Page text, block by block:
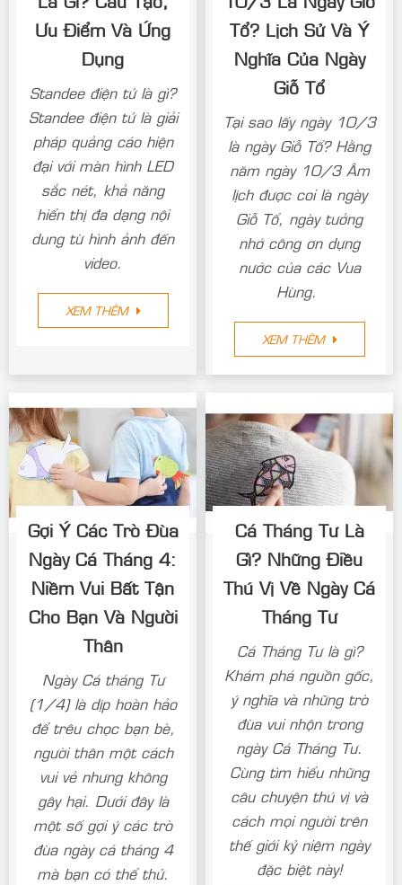
Ưu Điểm Và Ứng
Dụng
Standee điện tử là gì?
Standee điện tử là giải
pháp quảng cáo hiện
đại với màn hình LED
sắc nét, khả năng
hiển thị đa dạng nội
dung từ hình ảnh đến
video.
XEM THÊM
Tổ? Lịch Sử Và Ý
Nghĩa Của Ngày
Giỗ Tổ
Tại sao lấy ngày 10/3
là ngày Giỗ Tổ? Hằng
năm ngày 10/3 Âm
lịch được coi là ngày
Giỗ Tổ, ngày tưởng
nhớ công ơn dựng
nước của các Vua
Hùng.
XEM THÊM
Gợi Ý Các Trò Đùa
Ngày Cá Tháng 4:
Niềm Vui Bất Tận
Cho Bạn Và Người
Thân
Ngày Cá tháng Tư
(1/4) là dịp hoàn hảo
để trêu chọc bạn bè,
người thân một cách
vui vẻ nhưng không
gây hại. Dưới đây là
một số gợi ý các trò
đùa ngày cá tháng 4
mà bạn có thể thử.
Cá Tháng Tư Là
Gì? Những Điều
Thú Vị Về Ngày Cá
Tháng Tư
Cá Tháng Tư là gì?
Khám phá nguồn gốc,
ý nghĩa và những trò
đùa vui nhộn trong
ngày Cá Tháng Tư.
Cùng tìm hiểu những
câu chuyện thú vị và
cách mọi người trên
thế giới kỷ niệm ngày
đặc biệt này!